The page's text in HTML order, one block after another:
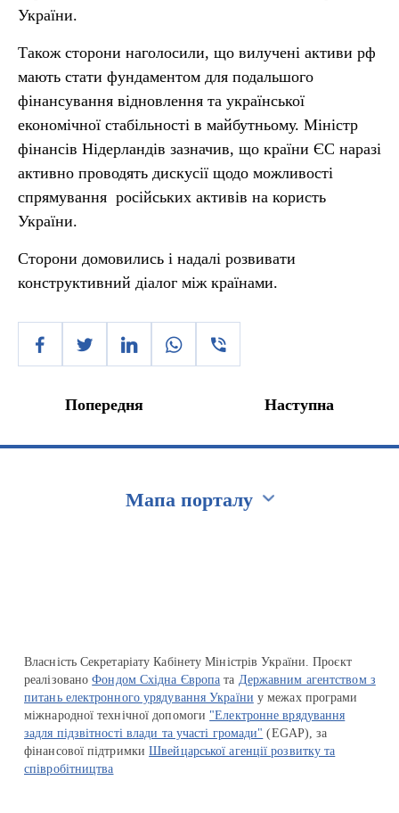
України.
Також сторони наголосили, що вилучені активи рф
мають стати фундаментом для подальшого
фінансування відновлення та української
економічної стабільності в майбутньому. Міністр
фінансів Нідерландів зазначив, що країни ЄС наразі
активно проводять дискусії щодо можливості
спрямування російських активів на користь
України.
Сторони домовились і надалі розвивати
конструктивний діалог між країнами.
Попередня Наступна
Мапа порталу
Власність Секретаріату Кабінету Міністрів України. Проєкт
реалізованоФондом Східна Європа та Державним агентством з
питань електронного урядування України у межах програми
міжнародної технічної допомоги "Електронне врядування
задля підзвітності влади та участі громади" (EGAP), за
фінансової підтримкиШвейцарської агенції розвитку та
співробітництва